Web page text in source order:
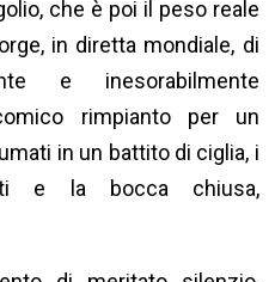
che è poi il peso reale
in diretta mondiale, di
e inesorabilmente
rimpianto per un
in un battito di ciglia, i
e la bocca chiusa,